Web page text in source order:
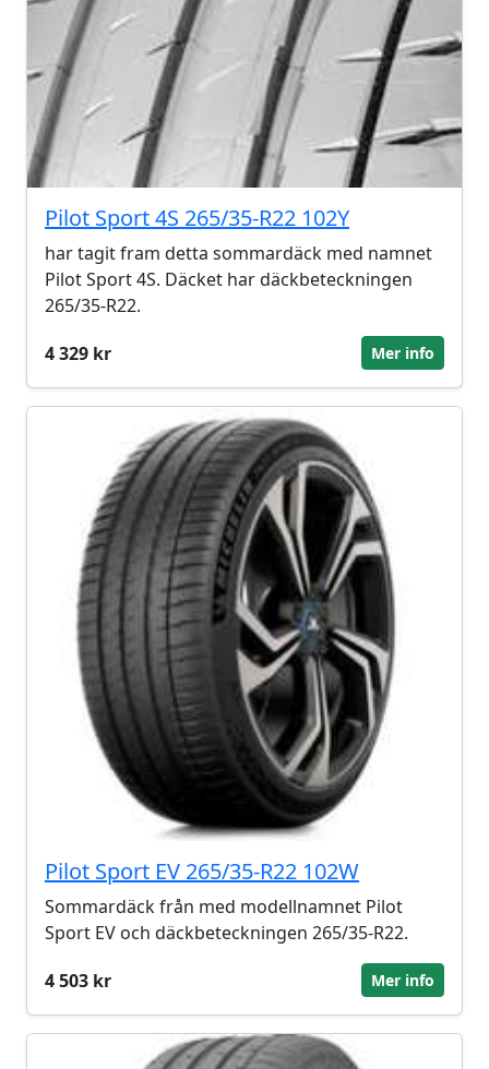
Pilot Sport 4S 265/35-R22 102Y
har tagit fram detta sommardäck med namnet
Pilot Sport 4S. Däcket har däckbeteckningen
265/35-R22.
4 329 kr
Mer info
Pilot Sport EV 265/35-R22 102W
Sommardäck från med modellnamnet Pilot
Sport EV och däckbeteckningen 265/35-R22.
4 503 kr
Mer info